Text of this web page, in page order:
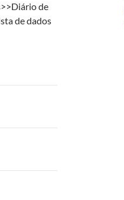
de
de dados